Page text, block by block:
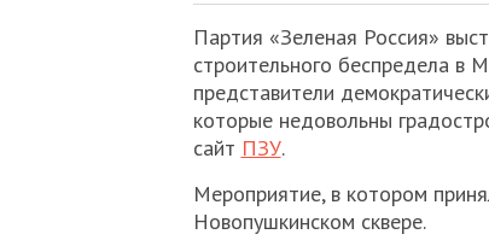
Партия «Зеленая Россия»
строительного беспредела в
представители
которые недовольны
сайт ПЗУ.
Мероприятие, в котором
Новопушкинском сквере.